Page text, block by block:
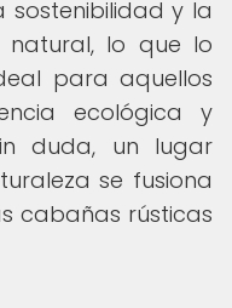
y la
natural, lo que lo
para aquellos
ecológica y
duda, un lugar
se fusiona
cabañas rústicas